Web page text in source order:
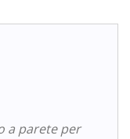
a parete per